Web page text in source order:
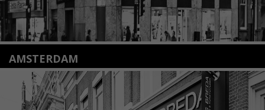
AMSTERDAM
Amstelveenseweg 135
1075 VX Amsterdam
+31 (0)20 2332546